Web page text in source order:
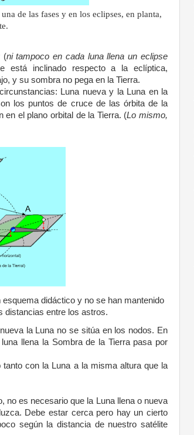
de las fases y en los eclipses, en planta,
(ni tampoco en cada luna llena un eclipse
está inclinado respecto a la eclíptica,
y su sombra no pega en la Tierra.
Luna nueva y la Luna en la
los puntos de cruce de las órbita de la
en el plano orbital de la Tierra. (Lo mismo,
didáctico y no se han mantenido
distancias entre los astros.
la Luna no se sitúa en los nodos. En
llena la Sombrade la Tierrapasa por
tanto con la Luna a la misma altura que la
no es necesario que la Lunallena o nueva
Debe estar cerca pero hay un cierto
según la distancia de nuestro satélite